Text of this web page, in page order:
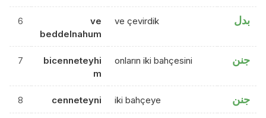
6
ve
beddelnahum
ve çevirdik بدل
7
bicenneteyhi
m
onların iki bahçesini جنن
8 cenneteyni iki bahçeye جنن